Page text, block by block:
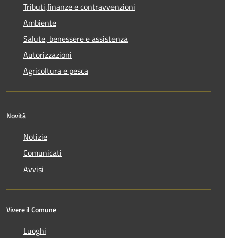
Tributi,finanze e contravvenzioni
Ambiente
Salute, benessere e assistenza
Autorizzazioni
Agricoltura e pesca
Novità
Notizie
Comunicati
Avvisi
Vivere il Comune
Luoghi